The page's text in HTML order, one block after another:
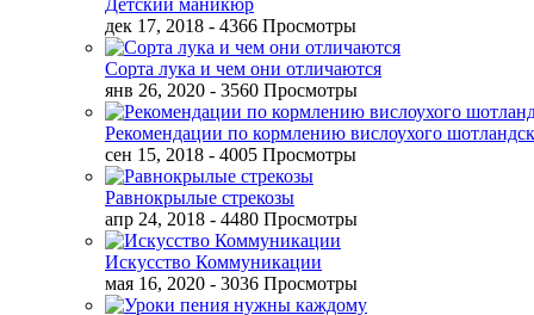
Детский маникюр
дек 17, 2018 - 4366 Просмотры
Сорта лука и чем они отличаются
янв 26, 2020 - 3560 Просмотры
Рекомендации по кормлению вислоухого
сен 15, 2018 - 4005 Просмотры
Равнокрылые стрекозы
апр 24, 2018 - 4480 Просмотры
Искусство Коммуникации
мая 16, 2020 - 3036 Просмотры